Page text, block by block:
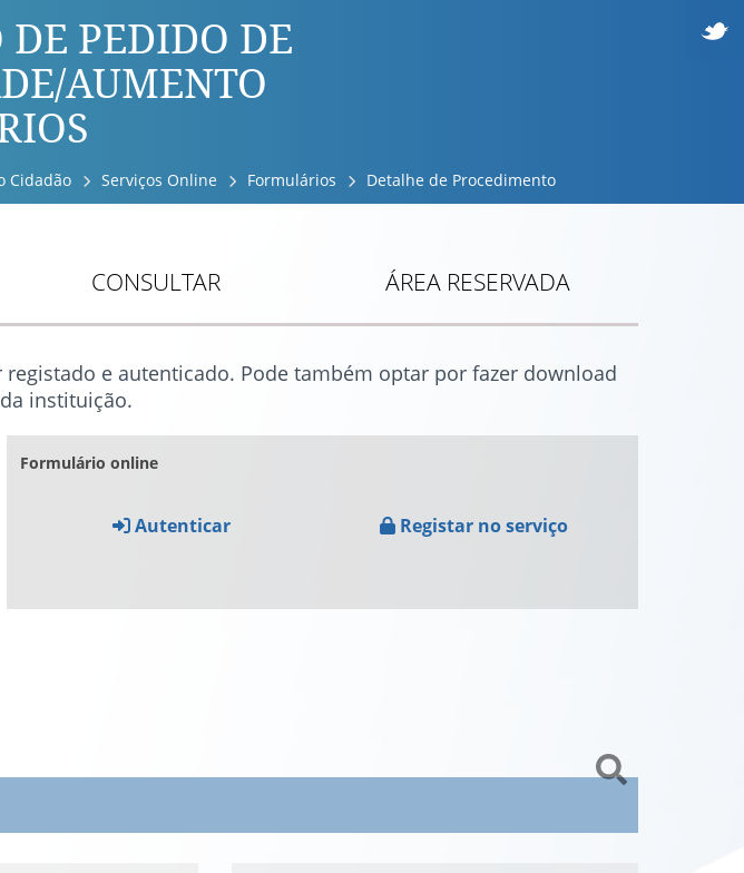
PEDIDO DE
AUMENTO
Cidadão Serviços Online Formulários Detalhe de Procedimento
CONSULTAR ÁREA RESERVADA
e autenticado. Pode também optar por fazer download
instituição.
Formulário online
Autenticar Registar no serviço